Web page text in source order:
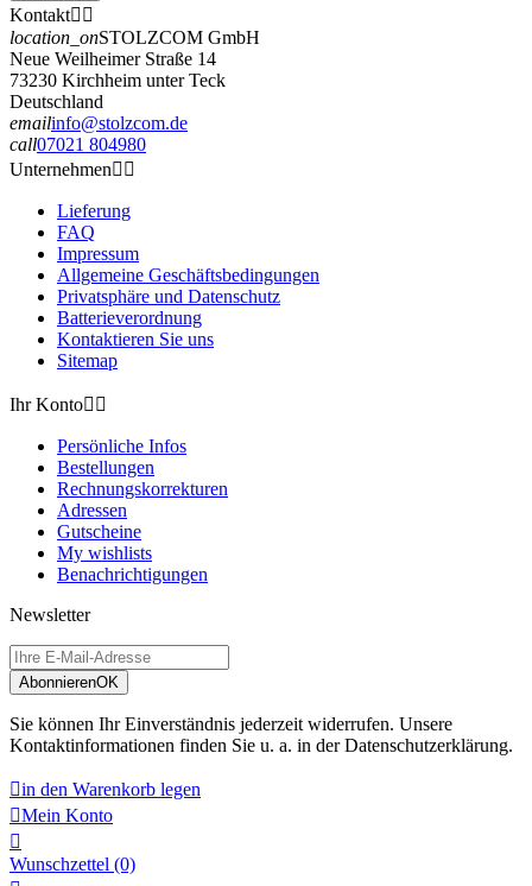
Filters:
Clear
Produktgrupppe
Bestsuit
FLIP-CASES
GLÄSER
1
100cm
100W 0
12W 0
200cm 0
20W 0
22 0
25W
2in1
30cm 0
30W 0
33W 0
3in1 0
3in1-Kabel
40W 0
45W 0
4in1
65W 0
Airtag
Apple Watch 0
Blickschutz 0
Data-Transfer 1
DSL-Router
GPS-Tag
Kontakt 
location_onSTOLZCOM GmbH
Neue Weilheimer Straße 14
73230 Kirchheim unter Teck
Deutschland
emailinfo@stolzcom.de
call07021 804980
Unternehmen 
Lieferung
FAQ
Impressum
Allgemeine Geschäftsbedingungen
Privatsphäre und Datenschutz
Batterieverordnung
Kontaktieren Sie uns
Sitemap
Ihr Konto 
Persönliche Infos
Bestellungen
Rechnungskorrekturen
Adressen
Gutscheine
My wishlists
Benachrichtigungen
Newsletter
AbonnierenOK
Sie können Ihr Einverständnis jederzeit widerrufen. Unsere
Kontaktinformationen finden Sie u. a. in der Datenschutzerklärung.
in den Warenkorb legen
Mein Konto

Wunschzettel (0)